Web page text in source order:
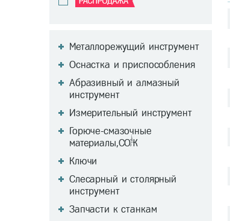
Металлорежущий инструмент
Оснастка и приспособления
Абразивный и алмазный
инструмент
Измерительный инструмент
Горюче-смазочные
материалы,СОЖ
Ключи
Слесарный и столярный
инструмент
Запчасти к станкам